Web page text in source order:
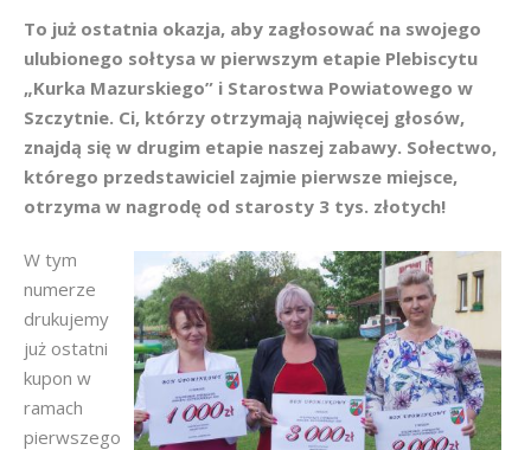
To już ostatnia okazja, aby zagłosować na swojego
ulubionego sołtysa w pierwszym etapie Plebiscytu
„Kurka Mazurskiego” i Starostwa Powiatowego w
Szczytnie. Ci, którzy otrzymają najwięcej głosów,
znajdą się w drugim etapie naszej zabawy. Sołectwo,
którego przedstawiciel zajmie pierwsze miejsce,
otrzyma w nagrodę od starosty 3 tys. złotych!
W tym
numerze
drukujemy
już ostatni
kupon w
ramach
pierwszego